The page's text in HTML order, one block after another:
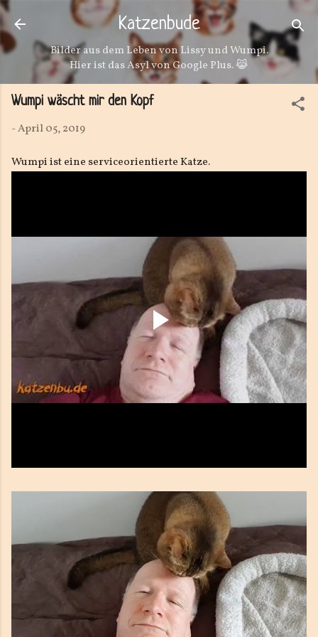
Direkt zum Hauptbereich
Katzenbude
Bilder aus dem Leben von Lissy und Wumpi.
Hier ist das Asyl von Google Plus. 😹
Wumpi wäscht mir den Kopf
-April 05, 2019
Wumpi ist eine serviceorientierte Katze.